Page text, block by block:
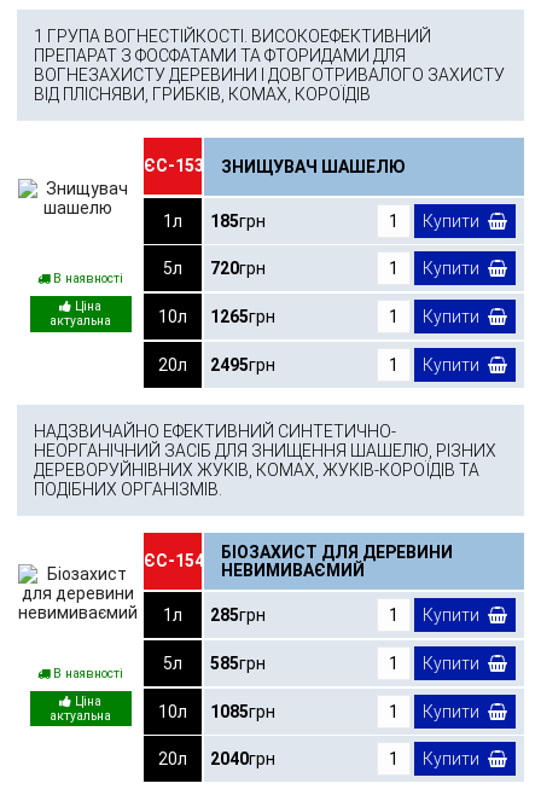
1 ГРУПА ВОГНЕСТІЙКОСТІ. ВИСОКОЕФЕКТИВНИЙ
ПРЕПАРАТ З ФОСФАТАМИ ТА ФТОРИДАМИ ДЛЯ
ВОГНЕЗАХИСТУ ДЕРЕВИНИ І ДОВГОТРИВАЛОГО ЗАХИСТУ
ВІД ПЛІСНЯВИ, ГРИБКІВ, КОМАХ, КОРОЇДІВ
В наявності
ЄС-153 ЗНИЩУВАЧ ШАШЕЛЮ
1л 185грн Купити
5л 720грн Купити
10л 1265грн Купити
20л 2495грн Купити
НАДЗВИЧАЙНО ЕФЕКТИВНИЙ СИНТЕТИЧНО-
НЕОРГАНІЧНИЙ ЗАСІБ ДЛЯ ЗНИЩЕННЯ ШАШЕЛЮ, РІЗНИХ
ДЕРЕВОРУЙНІВНИХ ЖУКІВ, КОМАХ, ЖУКІВ-КОРОЇДІВ ТА
ПОДІБНИХ ОРГАНІЗМІВ.
В наявності
ЄС-154
БІОЗАХИСТ ДЛЯ ДЕРЕВИНИ
НЕВИМИВАЄМИЙ
1л 285грн Купити
5л 585грн Купити
10л 1085грн Купити
20л 2040грн Купити